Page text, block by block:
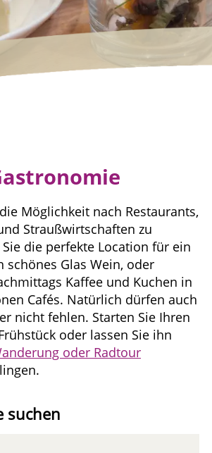
Möglichkeit nach Restaurants,
Straußwirtschaften zu
die perfekte Location für ein
schönes Glas Wein, oder
Kaffee und Kuchen in
Cafés. Natürlich dürfen auch
nicht fehlen. Starten Sie Ihren
oder lassen Sie ihn
oder Radtour
suchen